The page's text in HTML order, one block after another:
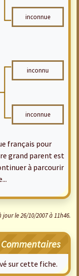
inconnue
inconnu
inconnue
français pour
grand parent est
à parcourir
jour le 26/10/2007 à 11h46.
Commentaires
sur cette fiche.